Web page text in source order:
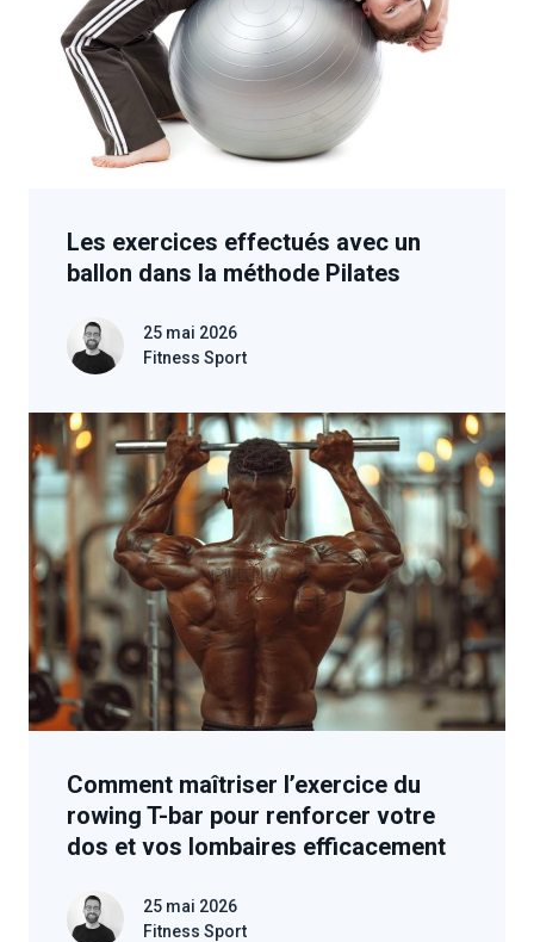
Les exercices effectués avec un
ballon dans la méthode Pilates
25 mai 2026
Fitness Sport
Comment maîtriser l’exercice du
rowing T-bar pour renforcer votre
dos et vos lombaires efficacement
25 mai 2026
Fitness Sport